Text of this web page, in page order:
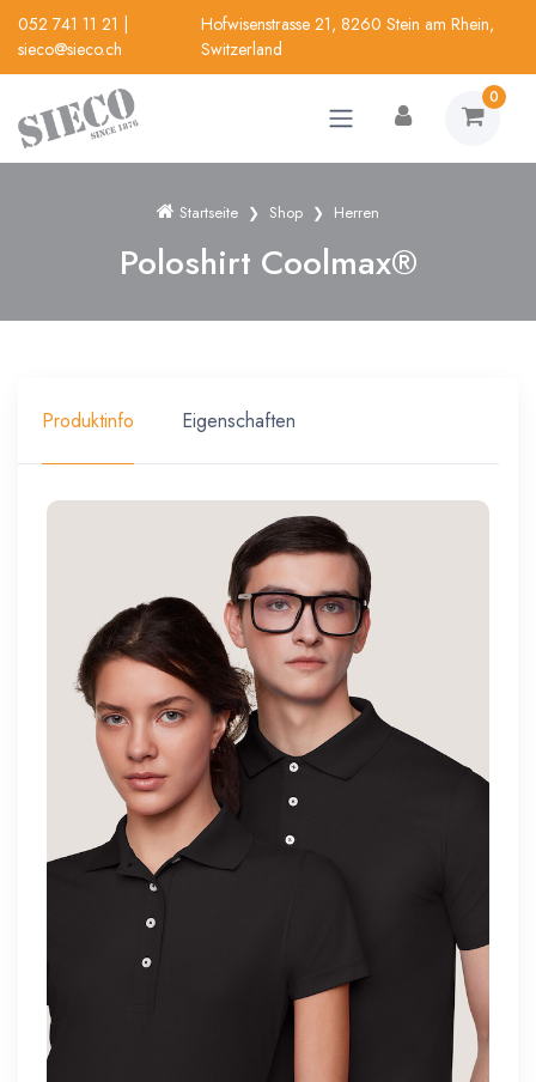
052 741 11 21
sieco@sieco.ch
Hofwisenstrasse 21, 8260 Stein am Rhein,
Switzerland
0
Startseite Shop Herren
Poloshirt Coolmax®
Produktinfo Eigenschaften